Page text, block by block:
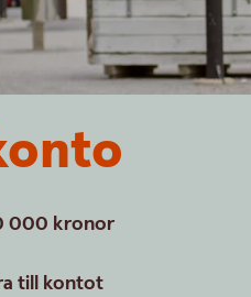
000 kronor
till kontot